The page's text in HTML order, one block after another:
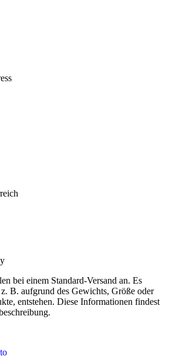
bei einem Standard-Versand an. Es
B. aufgrund des Gewichts, Größe oder
entstehen. Diese Informationen findest